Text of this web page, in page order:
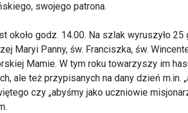
swojego patrona.
około godz. 14.00. Na szlak wyruszyło 25
Maryi Panny, św. Franciszka, św.
Mamie. W tym roku towarzyszy im
ale też przypisanych na dany dzień m.in.
czy „abyśmy jako uczniowie